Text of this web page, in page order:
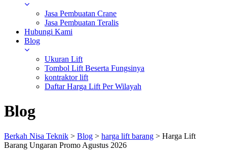
Jasa Pembuatan Crane
Jasa Pembuatan Teralis
Hubungi Kami
Blog
Ukuran Lift
Tombol Lift Beserta Fungsinya
kontraktor lift
Daftar Harga Lift Per Wilayah
Blog
Berkah Nisa Teknik > Blog > harga lift barang > Harga Lift
Barang Ungaran Promo Agustus 2026